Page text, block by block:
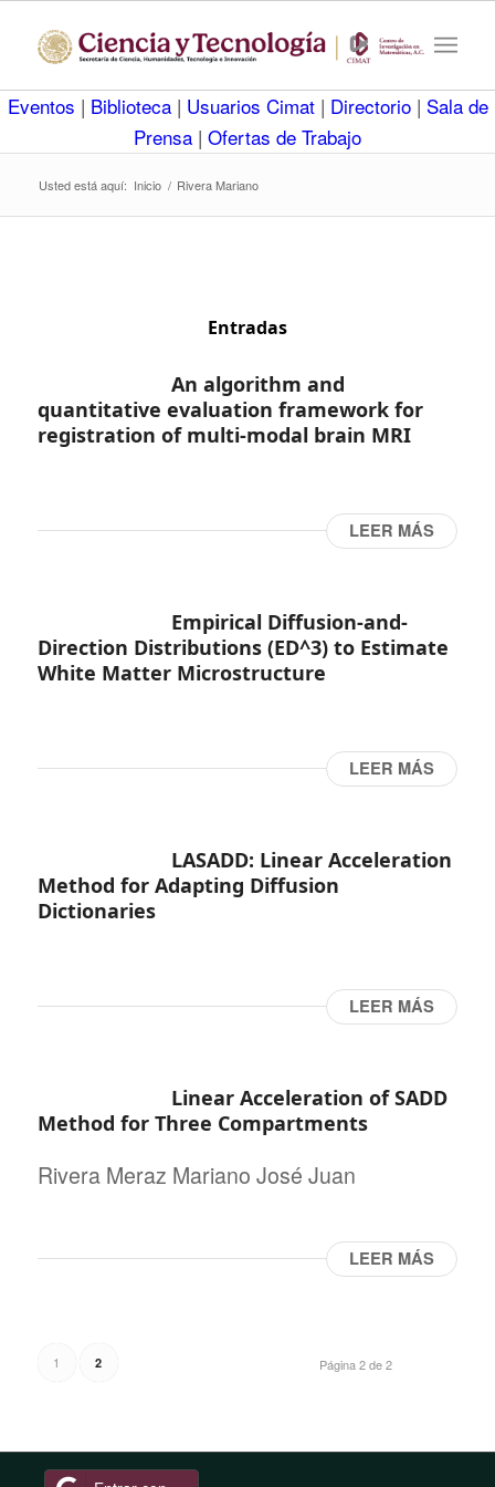
Eventos | Biblioteca | Usuarios Cimat | Directorio | Sala de
Prensa | Ofertas de Trabajo
Usted está aquí: Inicio / Rivera Mariano
Entradas
An algorithm and
quantitative evaluation framework for
registration of multi-modal brain MRI
LEER MÁS
Empirical Diffusion-and-
Direction Distributions (ED^3) to Estimate
White Matter Microstructure
LEER MÁS
LASADD: Linear Acceleration
Method for Adapting Diffusion
Dictionaries
LEER MÁS
Linear Acceleration of SADD
Method for Three Compartments
Rivera Meraz Mariano José Juan
LEER MÁS
Página 2 de 2
1 2